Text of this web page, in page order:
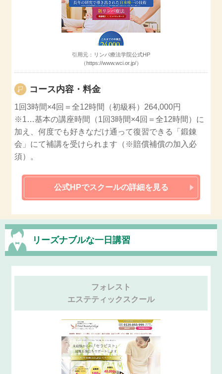
引用元：リンパ療法学院公式HP
（https://www.wci.or.jp/）
コース内容・ 料金
1回3時間×4回＝全12時間（初級科）264,000円
※1…基本の講座時間（1回3時間×4回＝全12時間）に
加え、何度でも好きなだけ通って復習できる「鍛錬
会」にて補講を受けられます（※賠償補償の加入必
須）。
公式HPでスクールの詳細を見る
リーズナブルな一日講習
フォレスト
エステティック スクール